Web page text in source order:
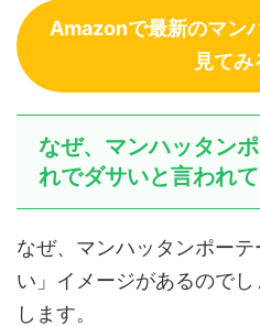
Amazonで最新のマン
見て
なぜ、マンハッタン
れでダサいと言われ
なぜ、マンハッタンポー
い」イメージがあるので
します。